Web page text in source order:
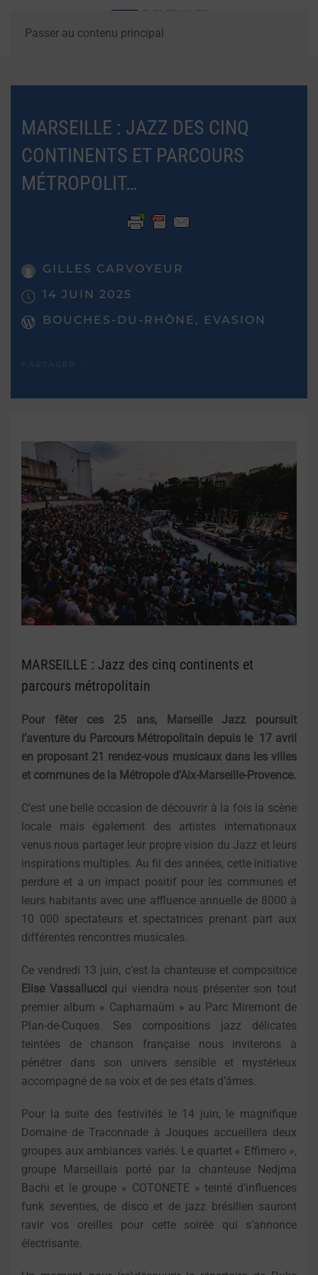
Passer au contenu principal
MARSEILLE : JAZZ DES CINQ
CONTINENTS ET PARCOURS
MÉTROPOLIT…
GILLES CARVOYEUR
14 JUIN 2025
BOUCHES-DU-RHÔNE, EVASION
MARSEILLE : Jazz des cinq continents et
parcours métropolitain
Pour fêter ces 25 ans, Marseille Jazz poursuit
l’aventure du Parcours Métropolitain depuis le 17 avril
en proposant 21 rendez-vous musicaux dans les villes
et communes de la Métropole d’Aix-Marseille-Provence.
C’est une belle occasion de découvrir à la fois la scène
locale mais également des artistes internationaux
venus nous partager leur propre vision du Jazz et leurs
inspirations multiples. Au fil des années, cette initiative
perdure et a un impact positif pour les communes et
leurs habitants avec une affluence annuelle de 8000 à
10 000 spectateurs et spectatrices prenant part aux
différentes rencontres musicales.
Ce vendredi 13 juin, c’est la chanteuse et compositrice
Elise Vassallucci qui viendra nous présenter son tout
premier album « Capharnaüm » au Parc Miremont de
Plan-de-Cuques. Ses compositions jazz délicates
teintées de chanson française nous inviterons à
pénétrer dans son univers sensible et mystérieux
accompagné de sa voix et de ses états d’âmes.
Pour la suite des festivités le 14 juin, le magnifique
Domaine de Traconnade à Jouques accueillera deux
groupes aux ambiances variés. Le quartet « Effimero »,
groupe Marseillais porté par la chanteuse Nedjma
Bachi et le groupe « COTONETE » teinté d’influences
funk seventies, de disco et de jazz brésilien sauront
ravir vos oreilles pour cette soirée qui s’annonce
électrisante.